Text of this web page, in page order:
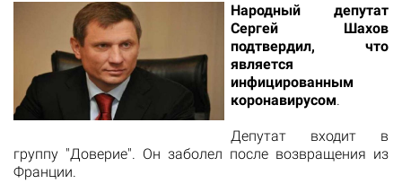
Народный депутат
Сергей Шахов
подтвердил, что
является
инфицированным
коронавирусом.
Депутат входит в
группу "Доверие". Он заболел после возвращения из
Франции.